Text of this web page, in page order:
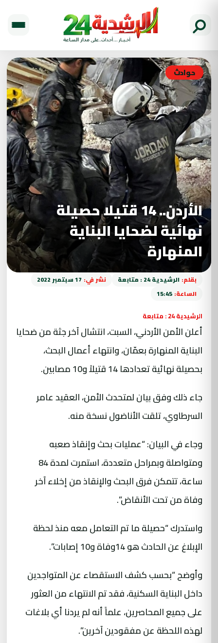
حوادث
الأردن.. 14 قتيلا حصيلة
نهائية لضحايا البناية
المنهارة
بقلم: الرشيدية 24 : متابعة نشر في: 17 سبتمبر 2022
الساعة: 15:45
الرشيدية 24 : متابعة
أعلن الأمن الأردني، السبت، انتشال آخر جثة من ضحايا
البناية المنهارة بعمّان، وانتهاء أعمال البحث،
بحصيلة نهائية تعدادها 14 قتيلاً و10 مصابين.
جاء ذلك وفق بيان لمتحدث الأمن، العقيد عامر
السرطاوي، تلقت الأناضول نسخة منه.
وجاء في البيان: “عمليات بحث وإنقاذ صعبه
ومتواصلة وبمراحل متعددة، استمرت لمدة 84
ساعة، تتمكن فرق البحث والإنقاذ من إخلاء آخر
وفاة من تحت الأنقاض”.
واستدرك “حصيلة ما تم التعامل معه منذ لحظة
الإبلاغ عن الحادث هو 14وفاة و10 إصابات”.
وأوضح “بحسب كشف الاستقصاء عن المتواجدين
داخل البناية السكنية، فقد تم الانتهاء من العثور
على جميع المحاصرين، علماً أنه لم يردنا أي بلاغات
لهذه اللحظة عن مفقودين آخرين”.